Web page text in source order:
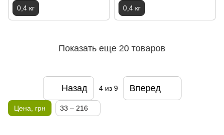
0,4 кг 0,4 кг
Показать еще 20 товаров
Назад 4из 9 Вперед
Цена, грн 33 – 216